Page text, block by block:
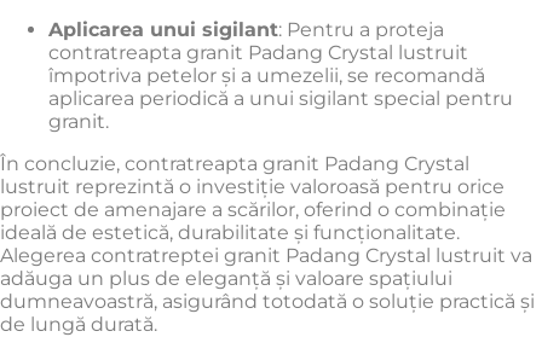
Aplicarea unui sigilant: Pentru a proteja
contratreapta granit Padang Crystal lustruit
împotriva petelor și a umezelii, se recomandă
aplicarea periodică a unui sigilant special pentru
granit.
În concluzie, contratreapta granit Padang Crystal
lustruit reprezintă o investiție valoroasă pentru orice
proiect de amenajare a scărilor, oferind o combinație
ideală de estetică, durabilitate și funcționalitate.
Alegerea contratreptei granit Padang Crystal lustruit va
adăuga un plus de eleganță și valoare spațiului
dumneavoastră, asigurând totodată o soluție practică și
de lungă durată.